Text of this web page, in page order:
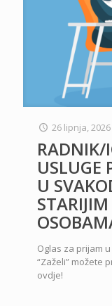
26 lipnja, 2026
RADNIK/
USLUGE
U
Oglas za prijam
“Zaželi” možete
ovdje!